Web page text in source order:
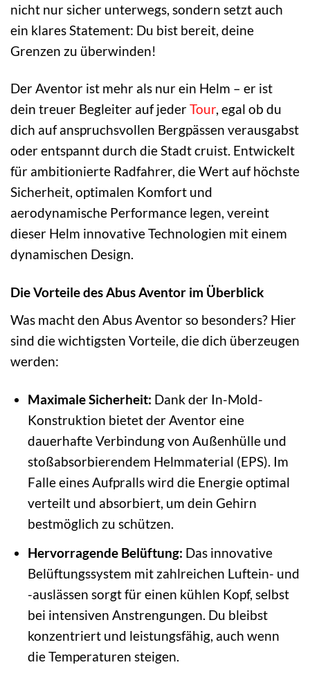
nicht nur sicher unterwegs, sondern setzt auch
ein klares Statement: Du bist bereit, deine
Grenzen zu überwinden!
Der Aventor ist mehr als nur ein Helm – er ist
dein treuer Begleiter auf jederTour, egal ob du
dich auf anspruchsvollen Bergpässen verausgabst
oder entspannt durch die Stadt cruist. Entwickelt
für ambitionierte Radfahrer, die Wert auf höchste
Sicherheit, optimalen Komfort und
aerodynamische Performance legen, vereint
dieser Helm innovative Technologien mit einem
dynamischen Design.
Die Vorteile des Abus Aventor im Überblick
Was macht den Abus Aventor so besonders? Hier
sind die wichtigsten Vorteile, die dich überzeugen
werden:
Maximale Sicherheit: Dank der In-Mold-
Konstruktion bietet der Aventor eine
dauerhafte Verbindung von Außenhülle und
stoßabsorbierendem Helmmaterial (EPS). Im
Falle eines Aufpralls wird die Energie optimal
verteilt und absorbiert, um dein Gehirn
bestmöglich zu schützen.
Hervorragende Belüftung: Das innovative
Belüftungssystem mit zahlreichen Luftein- und
-auslässen sorgt für einen kühlen Kopf, selbst
bei intensiven Anstrengungen. Du bleibst
konzentriert und leistungsfähig, auch wenn
die Temperaturen steigen.